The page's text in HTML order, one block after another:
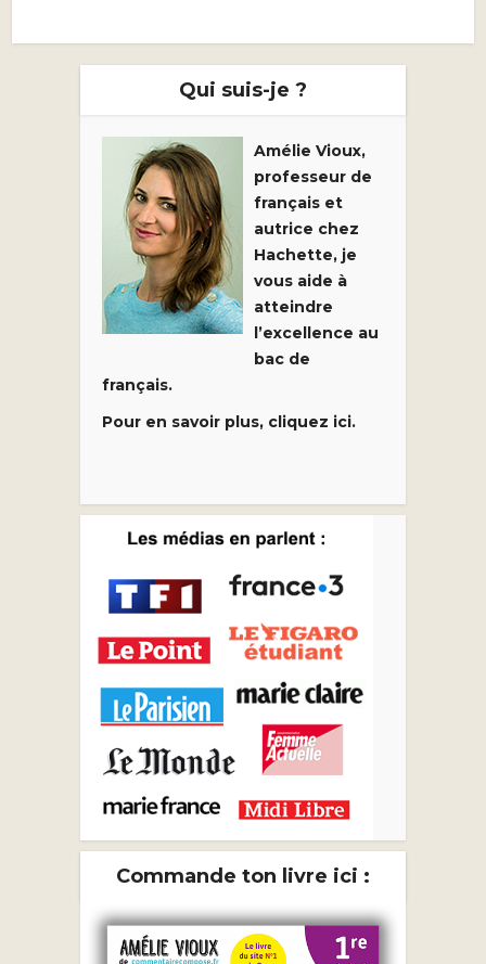
Qui suis-je ?
Amélie Vioux,
professeur de
français et
autrice chez
Hachette, je
vous aide à
atteindre
l’excellence au
bac de
français.
Pour en savoir plus, cliquez ici.
Commande ton livre ici :